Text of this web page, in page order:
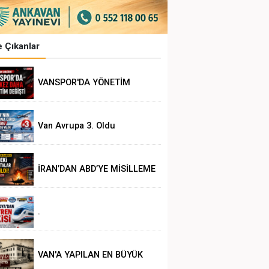
Çıkanlar
VANSPOR'DA YÖNETİM
Van Avrupa 3. Oldu
İRAN’DAN ABD’YE MİSİLLEME
.
VAN'A YAPILAN EN BÜYÜK